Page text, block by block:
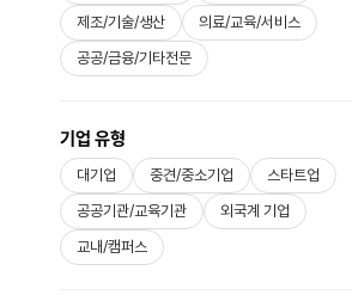
제조/기술/생산
의료/교육/서비스
공공/금융/기타전문
기업 유형
대기업 중견/중소기업
스타트업
공공기관/교육기관
외국계 기업
교내/캠퍼스